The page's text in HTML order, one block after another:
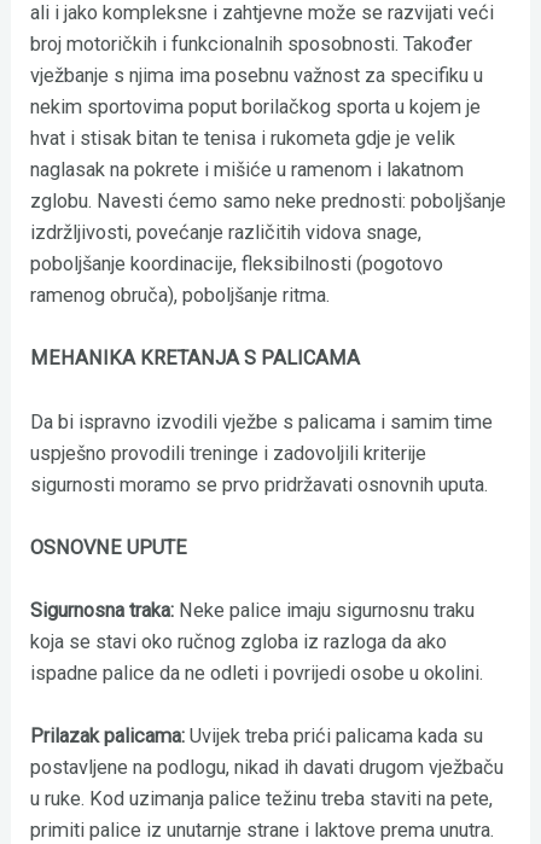
ali i jako kompleksne i zahtjevne može se razvijati veći
broj motoričkih i funkcionalnih sposobnosti. Također
vježbanje s njima ima posebnu važnost za specifiku u
nekim sportovima poput borilačkog sporta u kojem je
hvat i stisak bitan te tenisa i rukometa gdje je velik
naglasak na pokrete i mišiće u ramenom i lakatnom
zglobu. Navesti ćemo samo neke prednosti: poboljšanje
izdržljivosti, povećanje različitih vidova snage,
poboljšanje koordinacije, fleksibilnosti (pogotovo
ramenog obruča), poboljšanje ritma.
MEHANIKA KRETANJA S PALICAMA
Da bi ispravno izvodili vježbe s palicama i samim time
uspješno provodili treninge i zadovoljili kriterije
sigurnosti moramo se prvo pridržavati osnovnih uputa.
OSNOVNE UPUTE
Sigurnosna traka: Neke palice imaju sigurnosnu traku
koja se stavi oko ručnog zgloba iz razloga da ako
ispadne palice da ne odleti i povrijedi osobe u okolini.
Prilazak palicama: Uvijek treba prići palicama kada su
postavljene na podlogu, nikad ih davati drugom vježbaču
u ruke. Kod uzimanja palice težinu treba staviti na pete,
primiti palice iz unutarnje strane i laktove prema unutra.